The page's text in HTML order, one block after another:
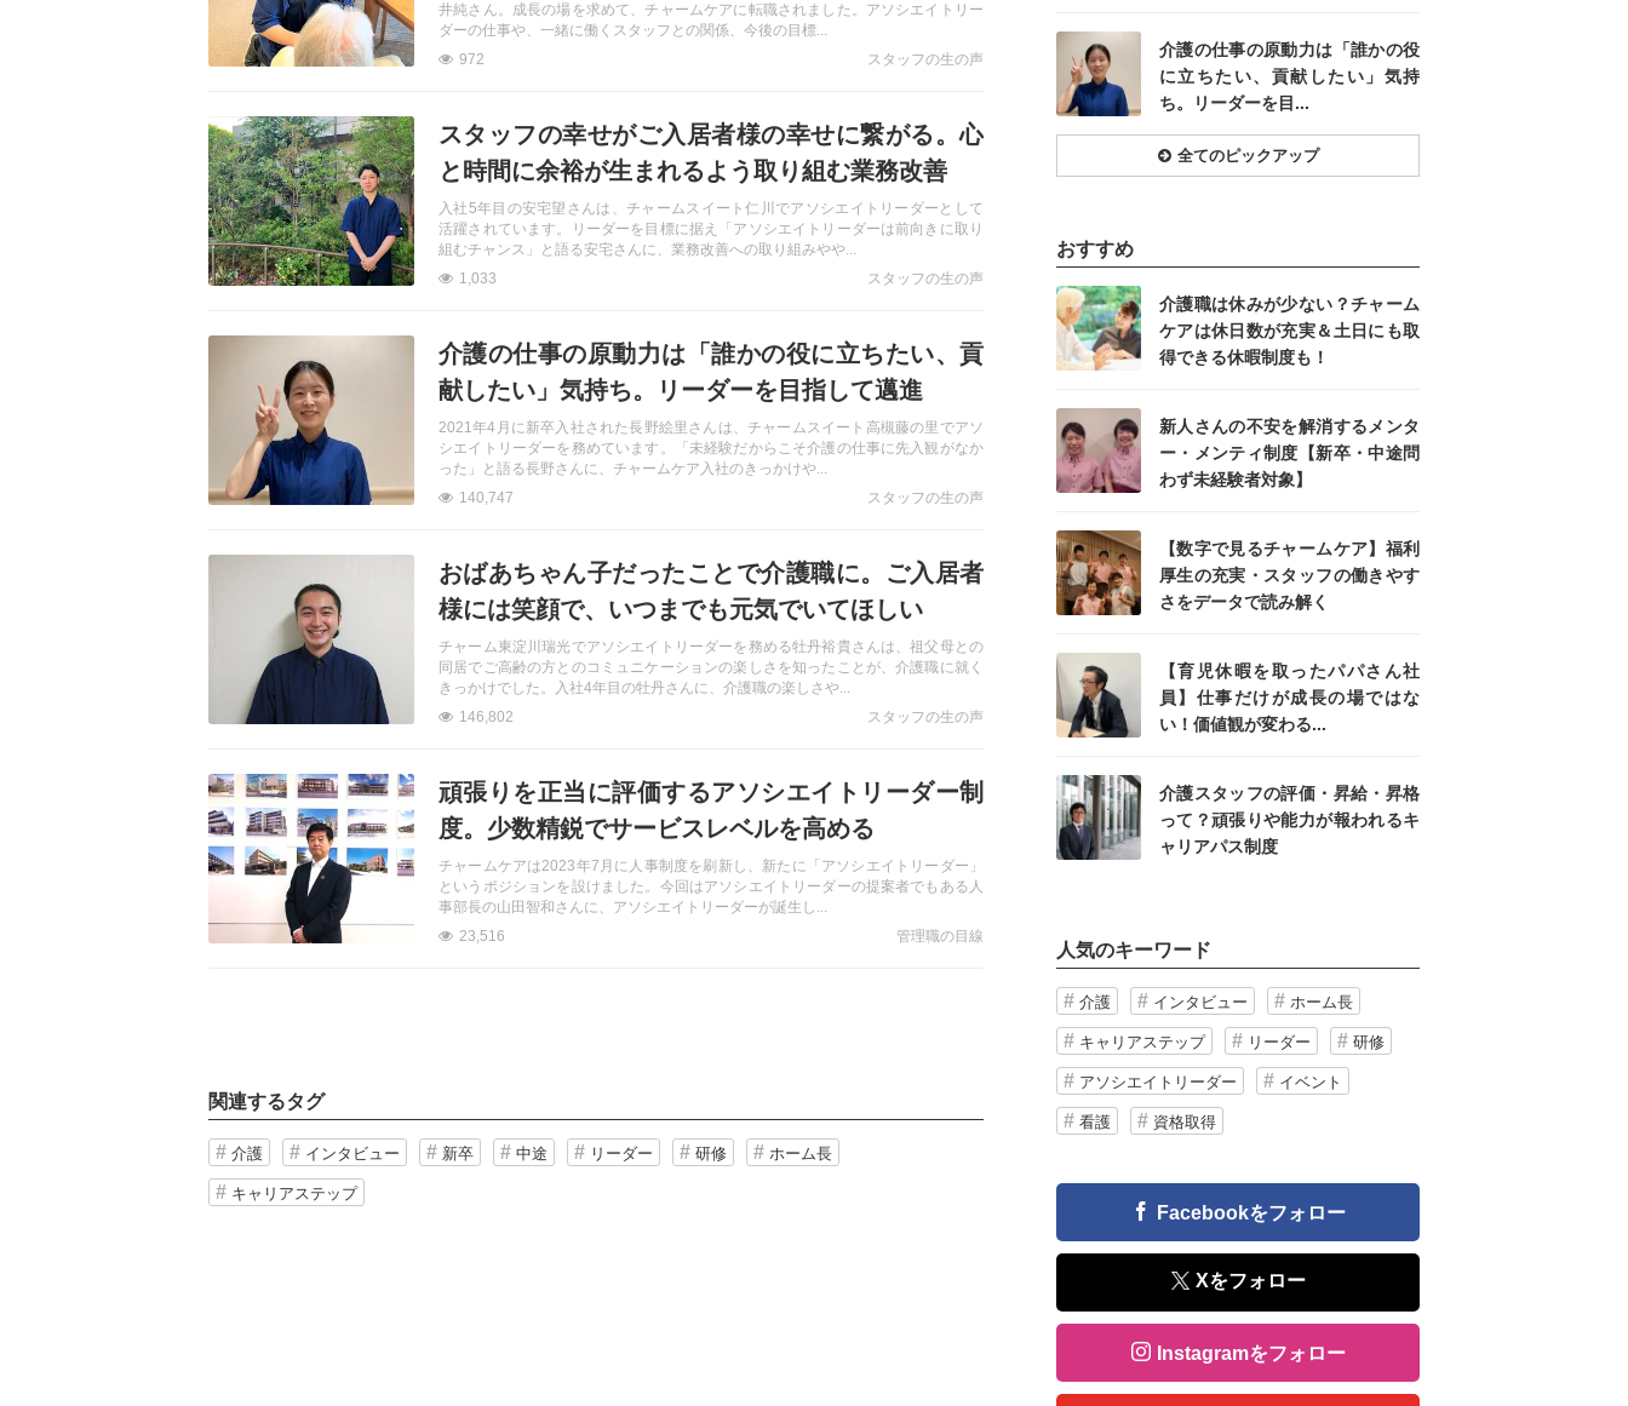
井純さん。成長の場を求めて、チャームケアに転職されました。アソシエイトリー
ダーの仕事や、一緒に働くスタッフとの関係、今後の目標...
972
スタッフの生の声
スタッフの幸せがご入居者様の幸せに繋がる。心
と時間に余裕が生まれるよう取り組む業務改善
入社5年目の安宅望さんは、チャームスイート仁川でアソシエイトリーダーとして
活躍されています。リーダーを目標に据え「アソシエイトリーダーは前向きに取り
組むチャンス」と語る安宅さんに、業務改善への取り組みやや...
1,033
スタッフの生の声
介護の仕事の原動力は「誰かの役に立ちたい、貢
献したい」気持ち。リーダーを目指して邁進
2021年4月に新卒入社された長野絵里さんは、チャームスイート高槻藤の里でアソ
シエイトリーダーを務めています。「未経験だからこそ介護の仕事に先入観がなか
った」と語る長野さんに、チャームケア入社のきっかけや...
140,747
スタッフの生の声
おばあちゃん子だったことで介護職に。ご入居者
様には笑顔で、いつまでも元気でいてほしい
チャーム東淀川瑞光でアソシエイトリーダーを務める牡丹裕貴さんは、祖父母との
同居でご高齢の方とのコミュニケーションの楽しさを知ったことが、介護職に就く
きっかけでした。入社4年目の牡丹さんに、介護職の楽しさや...
146,802
スタッフの生の声
頑張りを正当に評価するアソシエイトリーダー制
度。少数精鋭でサービスレベルを高める
チャームケアは2023年7月に人事制度を刷新し、新たに「アソシエイトリーダー」
というポジションを設けました。今回はアソシエイトリーダーの提案者でもある人
事部長の山田智和さんに、アソシエイトリーダーが誕生し...
23,516
管理職の目線
関連するタグ
介護 インタビュー 新卒 中途 リーダー 研修 ホーム長
キャリアステップ
介護の仕事の原動力は「誰かの役
に立ちたい、貢献したい」気持
ち。リーダーを目...
全てのピックアップ
おすすめ
介護職は休みが少ない？チャーム
ケアは休日数が充実＆土日にも取
得できる休暇制度も！
記事を読む
新人さんの不安を解消するメンタ
ー・メンティ制度【新卒・中途問
わず未経験者対象】
【数字で見るチャームケア】福利
厚生の充実・スタッフの働きやす
さをデータで読み解く
【育児休暇を取ったパパさん社
員】仕事だけが成長の場ではな
い！価値観が変わる...
記事を読む
介護スタッフの評価・昇給・昇格
って？頑張りや能力が報われるキ
ャリアパス制度
人気のキーワード
介護 インタビュー ホーム長
キャリアステップ リーダー 研修
アソシエイトリーダー イベント
看護 資格取得
Facebookをフォロー
Xをフォロー
Instagramをフォロー